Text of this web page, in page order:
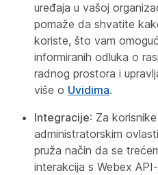
uređaja u vašoj
pomaže da shvatite
koriste, što vam
informiranih odluka o
radnog prostora i
više o Uvidima.
Integracije: Za
administratorskim
pruža način da se
interakcija s Webex